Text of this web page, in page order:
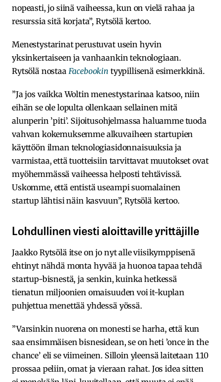
nopeasti, jo siinä vaiheessa, kun on vielä rahaa ja
resurssia sitä korjata”, Rytsölä kertoo.
Menestystarinat perustuvat usein hyvin
yksinkertaiseen ja vanhaankin teknologiaan.
Rytsölä nostaa Facebookin tyypillisenä esimerkkinä.
”Ja jos vaikka Woltin menestystarinaa katsoo, niin
eihän se ole lopulta ollenkaan sellainen mitä
alunperin ’piti’. Sijoitusohjelmassa haluamme tuoda
vahvan kokemuksemme alkuvaiheen startupien
käyttöön ilman teknologiasidonnaisuuksia ja
varmistaa, että tuotteisiin tarvittavat muutokset ovat
myöhemmässä vaiheessa helposti tehtävissä.
Uskomme, että entistä useampi suomalainen
startup lähtisi näin kasvuun”, Rytsölä kertoo.
Lohdullinen viesti aloittaville yrittäjille
Jaakko Rytsölä itse on jo nyt alle viisikymppisenä
ehtinyt nähdä monta hyvää ja huonoa tapaa tehdä
startup-bisnestä, ja senkin, kuinka hetkessä
tienatun miljoonien omaisuuden voi it-kuplan
puhjettua menettää yhdessä yössä.
”Varsinkin nuorena on monesti se harha, että kun
saa ensimmäisen bisnesidean, se on heti ’once in the
chance’ eli se viimeinen. Silloin yleensä laitetaan 110
prossaa peliin, omat ja vieraan rahat. Jos idea sitten